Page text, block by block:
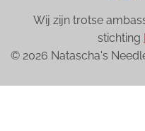
Wij zijn trotse
stichting
© 2026 Natascha's